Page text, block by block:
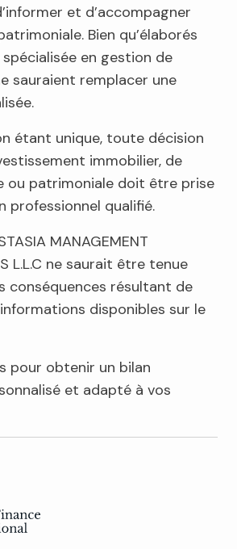
et d’accompagner
Bien qu’élaborés
en gestion de
sauraient remplacer une
étant unique, toute décision
immobilier, de
ou patrimoniale doit être prise
professionnel qualifié.
MANAGEMENT
L.L.C ne saurait être tenue
conséquences résultant de
disponibles sur le
pour obtenir un bilan
et adapté à vos